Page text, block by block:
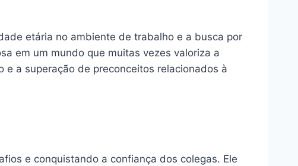
etária no ambiente de trabalho e a busca por
em um mundo que muitas vezes valoriza a
a superação de preconceitos relacionados à
e conquistando a confiança dos colegas. Ele